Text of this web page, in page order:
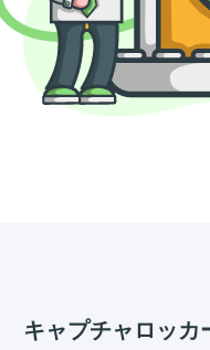
キャプチャロッカ